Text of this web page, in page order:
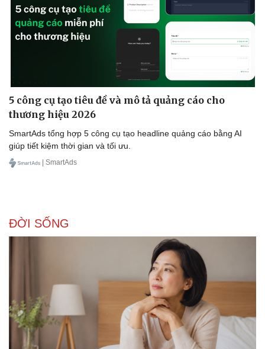
Doanh nghiệp 24h
Doanh nhân
Vì cộng đồng
Công nghệ
Sành điệu
Trải nghiệm
Chuyển đổi số
5 công cụ tạo tiêu đề và mô tả quảng cáo cho
thương hiệu 2026
SmartAds tổng hợp 5 công cụ tạo headline quảng cáo bằng AI
giúp tiết kiệm thời gian và tối ưu.
| SmartAds
ĐỜI SỐNG